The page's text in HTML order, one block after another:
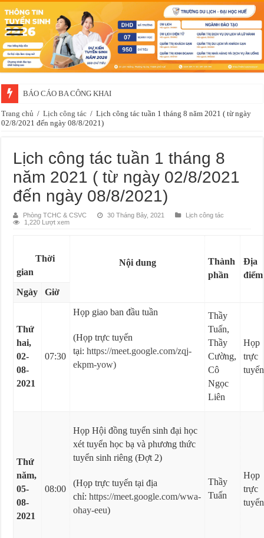
BÁO CÁO BA CÔNG KHAI
Trang chủ / Lịch công tác / Lịch công tác tuần 1 tháng 8 năm 2021 ( từ ngày
02/8/2021 đến ngày 08/8/2021)
Lịch công tác tuần 1 tháng 8
năm 2021 ( từ ngày 02/8/2021
đến ngày 08/8/2021)
Phòng TCHC & CSVC 30 Tháng Bảy, 2021
Lịch công tác
1,220 Lượt xem
Thời
gian
Nội dung
Thành
phần
Địa
điểm
Ngày
Giờ
Thứ
hai,
02-
08-
2021
07:30
Họp giao ban đầu tuần
(Họp trực tuyến
tại:https://meet.google.com/zqj-
ekpm-yow)
Thầy
Tuấn,
Thầy
Cường,
Cô
Ngọc
Liên
Họp
trực
tuyến
Thứ
năm,
05-
08-
2021
08:00
Họp Hội đồng tuyển sinh đại học
xét tuyển học bạ và phương thức
tuyển sinh riêng (Đợt 2)
(Họp trực tuyến tại địa
chỉ:https://meet.google.com/wwa-
ohay-eeu)
Thầy
Tuấn
Họp
trực
tuyến